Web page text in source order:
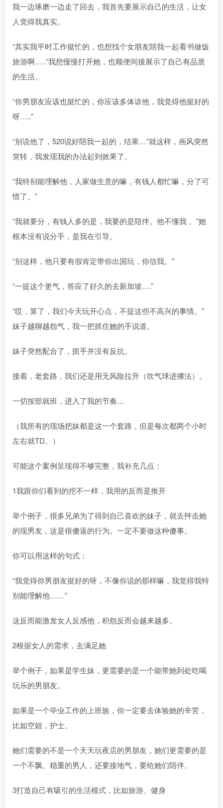
我一边琢磨一边走了回去，我首先要展示自己的生活，让女
人觉得我真实。
“其实我平时工作挺忙的，也想找个女朋友陪我一起看书做饭
旅游啊…..”我想慢慢打开她，也顺便间接展示了自己有品质
的生活。
“你男朋友应该也挺忙的，你应该多体谅他，我觉得他挺好的
呀…..”
“别说他了，520说好陪我一起的，结果…”就这样，画风突然
突转，我发现我的办法起到效果了。
“我特别能理解他，人家做生意的嘛，有钱人都忙嘛，分了可
惜了。”
“我就要分，有钱人多的是，我要的是陪伴。他不懂我 。”她
根本没有说分手，是我在引导。
“别这样，他只要有假肯定带你出国玩，你信我。”
“一提这个更气，答应了好久的去新加坡….”
“哎，算了，我们今天玩开心点，不提这些不高兴的事情。”
妹子越聊越怨气，我一把抓住她的手说道。
妹子突然配合了，抓手并没有反抗。
接着，老套路，我们还是用无风险拉升（吹气球进挪法）。
一切按部就班，进入了我的节奏…
（我所有的现场把妹都是这一个套路，但是每次都两个小时
左右就TD。）
可能这个案例呈现得不够完整，我补充几点：
1我跟你们看到的挖不一样，我用的反而是推开
举个例子，很多兄弟为了得到自己喜欢的妹子，就去抨击她
的现男友，这是很傻逼的行为。一定不要做这种傻事。
你可以用这样的句式：
“我觉得你男朋友挺好的呀，不像你说的那样嘛，我觉得我特
别能理解他……”
这反而能激发女人反感他，积怨反而会越来越多。
2根据女人的需求，去满足她
举个例子，如果是学生妹，更需要的是一个能带她到处吃喝
玩乐的男朋友。
如果是一个毕业工作的上班族，你一定要去体验她的辛苦，
比如空姐，护士。
她们需要的不是一个天天玩夜店的男朋友，她们更需要的是
一个不飘、稳重的男人，还要接地气，要给她们陪伴。
3打造自己有吸引的生活模式，比如旅游、健身